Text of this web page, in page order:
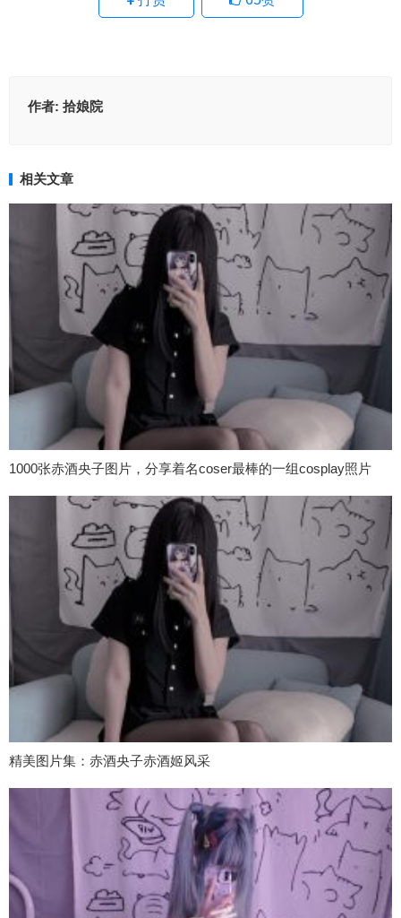
作者: 拾娘院
相关文章
1000张赤酒央子图片，分享着名coser最棒的一组cosplay照片
精美图片集：赤酒央子赤酒姬风采